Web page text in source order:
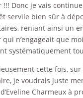
!!! Donc je vais
servile bien sûr à
reniant ainsi un
n’engageait que
systématiquement
cette fois,
je voudrais juste
Charmeux à